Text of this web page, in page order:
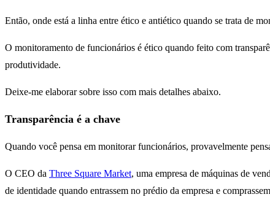
Então, onde está a linha entre ético e antiético quando se trata de
O monitoramento de funcionários é ético quando feito com
produtividade.
Deixe-me elaborar sobre isso com mais detalhes abaixo.
Transparência é a chave
Quando você pensa em monitorar funcionários, provavelmente
O CEO da Three Square Market, uma empresa de máquinas de
de identidade quando entrassem no prédio da empresa e